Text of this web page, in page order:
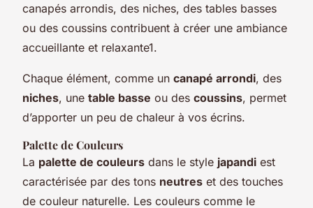
canapés arrondis, des niches, des tables basses
ou des coussins contribuent à créer une ambiance
accueillante et relaxante1.
Chaque élément, comme un canapé arrondi, des
niches, une table basse ou des coussins, permet
d’apporter un peu de chaleur à vos écrins.
Palette de Couleurs
La palette de couleurs dans le style japandi est
caractérisée par des tons neutres et des touches
de couleur naturelle. Les couleurs comme le